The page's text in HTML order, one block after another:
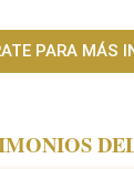
PARA MÁS